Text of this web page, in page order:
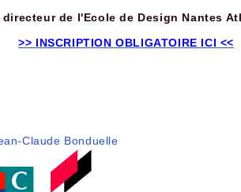
de l'Ecole de Design Nantes
>> INSCRIPTION OBLIGATOIRE ICI <<
Claude Bonduelle